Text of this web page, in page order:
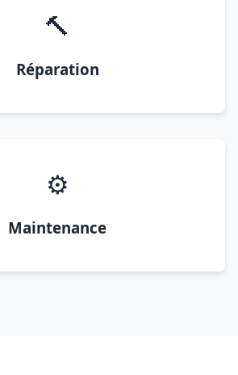
🔨
Réparation
⚙️
Maintenance